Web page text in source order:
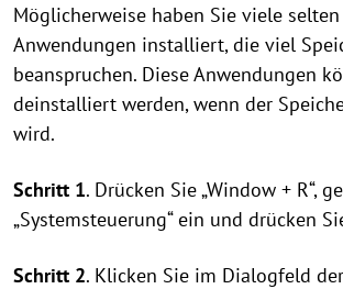
Möglicherweise haben Sie viele
Anwendungen installiert, die viel
beanspruchen. Diese Anwendungen
deinstalliert werden, wenn der
wird.
Schritt 1. Drücken Sie „Window + R“,
„Systemsteuerung“ ein und drücken
Schritt 2. Klicken Sie im Dialogfeld der